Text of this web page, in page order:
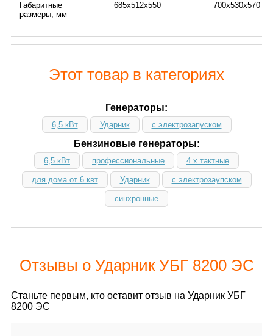
Габаритные
размеры, мм
685x512x550 700х530х570
Этот товар в категориях
Генераторы:
6,5 кВт Ударник с электрозапуском
Бензиновые генераторы:
6,5 кВт профессиональные 4 х тактные
для дома от 6 квт Ударник с электрозаупском
синхронные
Отзывы о Ударник УБГ 8200 ЭС
Станьте первым, кто оставит отзыв на Ударник УБГ
8200 ЭС